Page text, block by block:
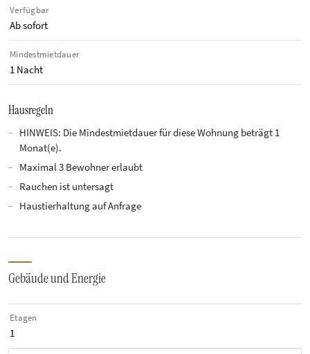
Verfügbar
Ab sofort
Mindestmietdauer
1 Nacht
Hausregeln
HINWEIS: Die Mindestmietdauer für diese Wohnung beträgt 1
Monat(e).
Maximal 3 Bewohner erlaubt
Rauchen ist untersagt
Haustierhaltung auf Anfrage
Gebäude und Energie
Etagen
1